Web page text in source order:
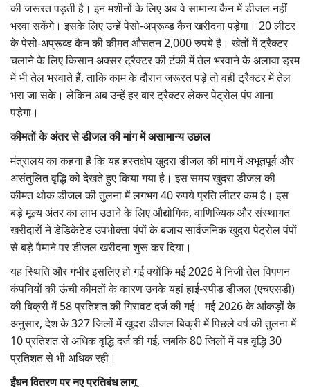
की जरूरत पड़ती है। इन मशीनों के लिए अब वे सामान्य कैन में डीजल नहीं
भरवा सकेंगे। इसके लिए उन्हें पेसो-अप्रूव्ड कैन खरीदना पड़ेगा। 20 लीटर
के पेसो-अप्रूव्ड कैन की कीमत औसतन 2,000 रुपये है। खेतों में ट्रैक्टर
चलाने के लिए किसान अक्सर ट्रैक्टर की टंकी में तेल भरवाने के अलावा ड्रम
में भी तेल भरवाते हैं, ताकि काम के दौरान जरूरत पड़े तो वहीं ट्रैक्टर में तेल
भरा जा सके। लेकिन अब उन्हें हर बार ट्रैक्टर लेकर पेट्रोल पंप आना
पडे़गा।
कीमतों के अंतर से डीजल की मांग में असामान्य उछाल
मंत्रालय का कहना है कि यह हस्तक्षेप खुदरा डीजल की मांग में अभूतपूर्व और
असंतुलित वृद्धि को देखते हुए किया गया है। इस समय खुदरा डीजल की
कीमत थोक डीजल की तुलना में लगभग 40 रुपये प्रति लीटर कम है। इस
बड़े मूल्य अंतर का लाभ उठाने के लिए औद्योगिक, वाणिज्यिक और संस्थागत
खरीदारों ने डेडिकेटेड उपभोक्ता पंपों के बजाय सार्वजनिक खुदरा पेट्रोल पंपों
से बड़े पैमाने पर डीजल खरीदना शुरू कर दिया।
यह स्थिति और गंभीर इसलिए हो गई क्योंकि मई 2026 में निजी तेल विपणन
कंपनियों की ऊंची कीमतों के कारण उनके यहां हाई-स्पीड डीजल (एचएसडी)
की बिक्री में 58 प्रतिशत की गिरावट दर्ज की गई। मई 2026 के आंकड़ों के
अनुसार, देश के 327 जिलों में खुदरा डीजल बिक्री में पिछले वर्ष की तुलना में
10 प्रतिशत से अधिक वृद्धि दर्ज की गई, जबकि 80 जिलों में यह वृद्धि 30
प्रतिशत से भी अधिक रही।
ईंधन वितरण पर नए प्रतिबंध लागू